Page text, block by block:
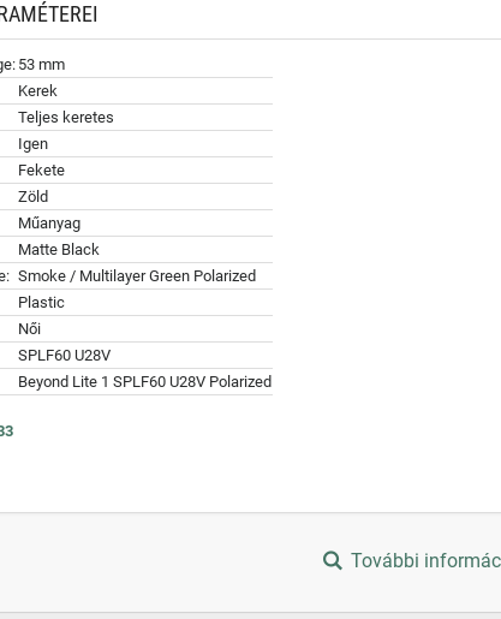
53 mm
Kerek
Teljes keretes
Igen
Fekete
Zöld
Műanyag
Matte Black
Smoke / Multilayer Green Polarized
Plastic
Női
SPLF60 U28V
Beyond Lite 1 SPLF60 U28V Polarized
További